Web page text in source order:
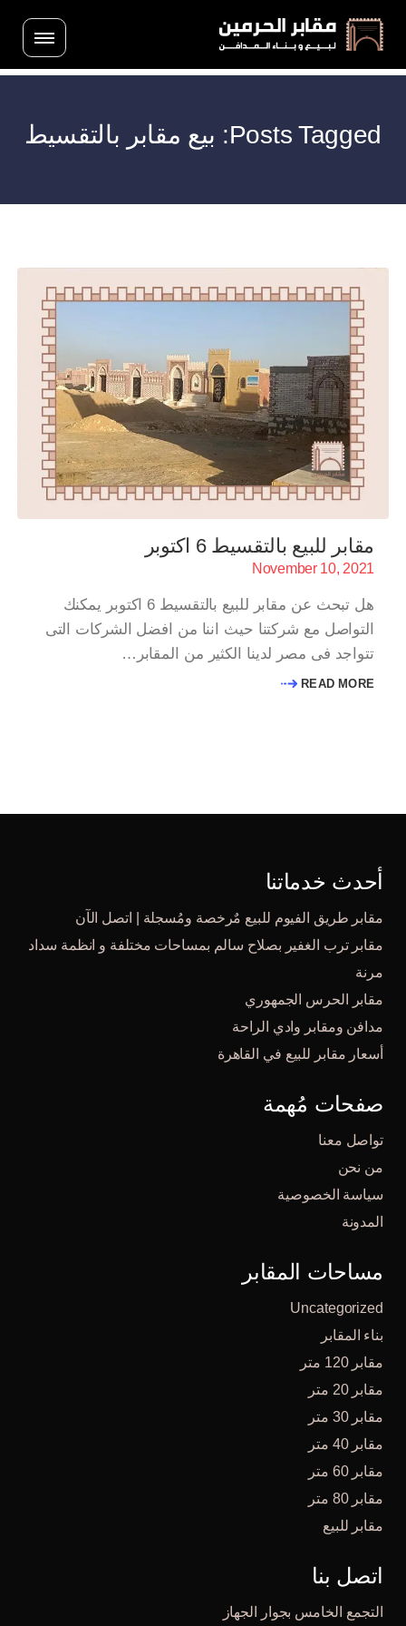
Posts Tagged: بيع مقابر بالتقسيط
مقابر للبيع بالتقسيط 6 اكتوبر
November 10, 2021
هل تبحث عن مقابر للبيع بالتقسيط 6 اكتوبر يمكنك
التواصل مع شركتنا حيث اننا من افضل الشركات التى
تتواجد فى مصر لدينا الكثير من المقابر…
READ MORE
أحدث خدماتنا
مقابر طريق الفيوم للبيع مٌرخصة ومُسجلة | اتصل الآن
مقابر ترب الغفير بصلاح سالم بمساحات مختلفة و انظمة سداد
مرنة
مقابر الحرس الجمهوري
مدافن ومقابر وادي الراحة
أسعار مقابر للبيع في القاهرة
صفحات مُهمة
تواصل معنا
من نحن
سياسة الخصوصية
المدونة
مساحات المقابر
Uncategorized
بناء المقابر
مقابر 120 متر
مقابر 20 متر
مقابر 30 متر
مقابر 40 متر
مقابر 60 متر
مقابر 80 متر
مقابر للبيع
اتصل بنا
التجمع الخامس بجوار الجهاز